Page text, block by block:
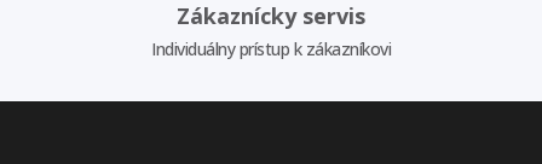
Zákaznícky servis
Individuálny prístup k zákazníkovi